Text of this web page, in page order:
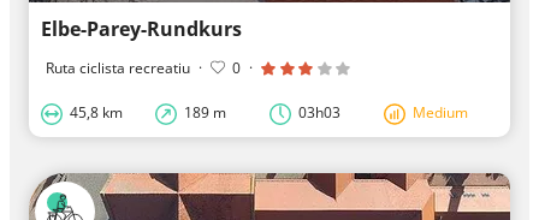
Elbe-Parey-Rundkurs
Ruta ciclista recreatiu · 0 ·
45,8 km 189 m 03h03 Medium